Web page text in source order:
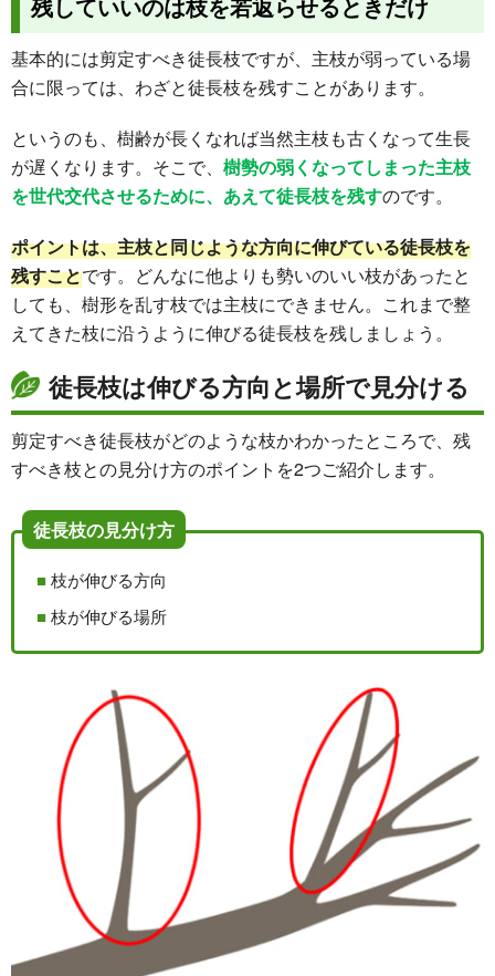
残していいのは枝を若返らせるときだけ
基本的には剪定すべき徒長枝ですが、主枝が弱っている場
合に限っては、わざと徒長枝を残すことがあります。
というのも、樹齢が長くなれば当然主枝も古くなって生長
が遅くなります。そこで、 樹勢の弱くなってしまった主枝
を世代交代させるために、あえて徒長枝を残すのです。
ポイントは、主枝と同じような方向に伸びている徒長枝を
残すことです。どんなに他よりも勢いのいい枝があったと
しても、樹形を乱す枝では主枝にできません。これまで整
えてきた枝に沿うように伸びる徒長枝を残しましょう。
徒長枝は伸びる方向と場所で見分ける
剪定すべき徒長枝がどのような枝かわかったところで、残
すべき枝との見分け方のポイントを2つご紹介します。
徒長枝の見分け方
枝が伸びる方向
枝が伸びる場所